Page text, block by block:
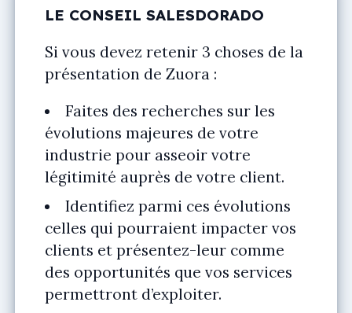
LE CONSEIL SALESDORADO
Si vous devez retenir 3 choses de la
présentation de Zuora :
Faites des recherches sur les
évolutions majeures de votre
industrie pour asseoir votre
légitimité auprès de votre client.
Identifiez parmi ces évolutions
celles qui pourraient impacter vos
clients et présentez-leur comme
des opportunités que vos services
permettront d’exploiter.